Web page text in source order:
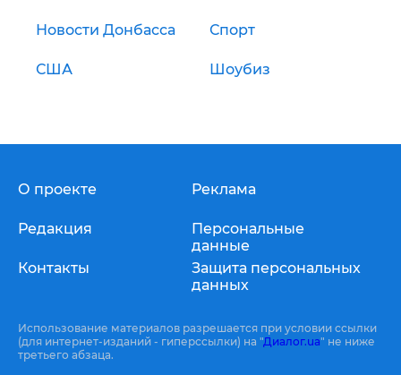
Новости Донбасса Спорт
США Шоубиз
О проекте
Редакция
Контакты
Реклама
Персональные
данные
Защита персональных
данных
Использование материалов разрешается при условии ссылки
(для интернет-изданий - гиперссылки) на "Диалог.ua" не ниже
третьего абзаца.